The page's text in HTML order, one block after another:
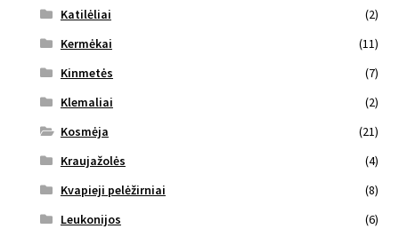
Katilėliai
(2)
Kermėkai
(11)
Kinmetės
(7)
Klemaliai
(2)
Kosmėja
(21)
Kraujažolės
(4)
Kvapieji pelėžirniai
(8)
Leukonijos
(6)